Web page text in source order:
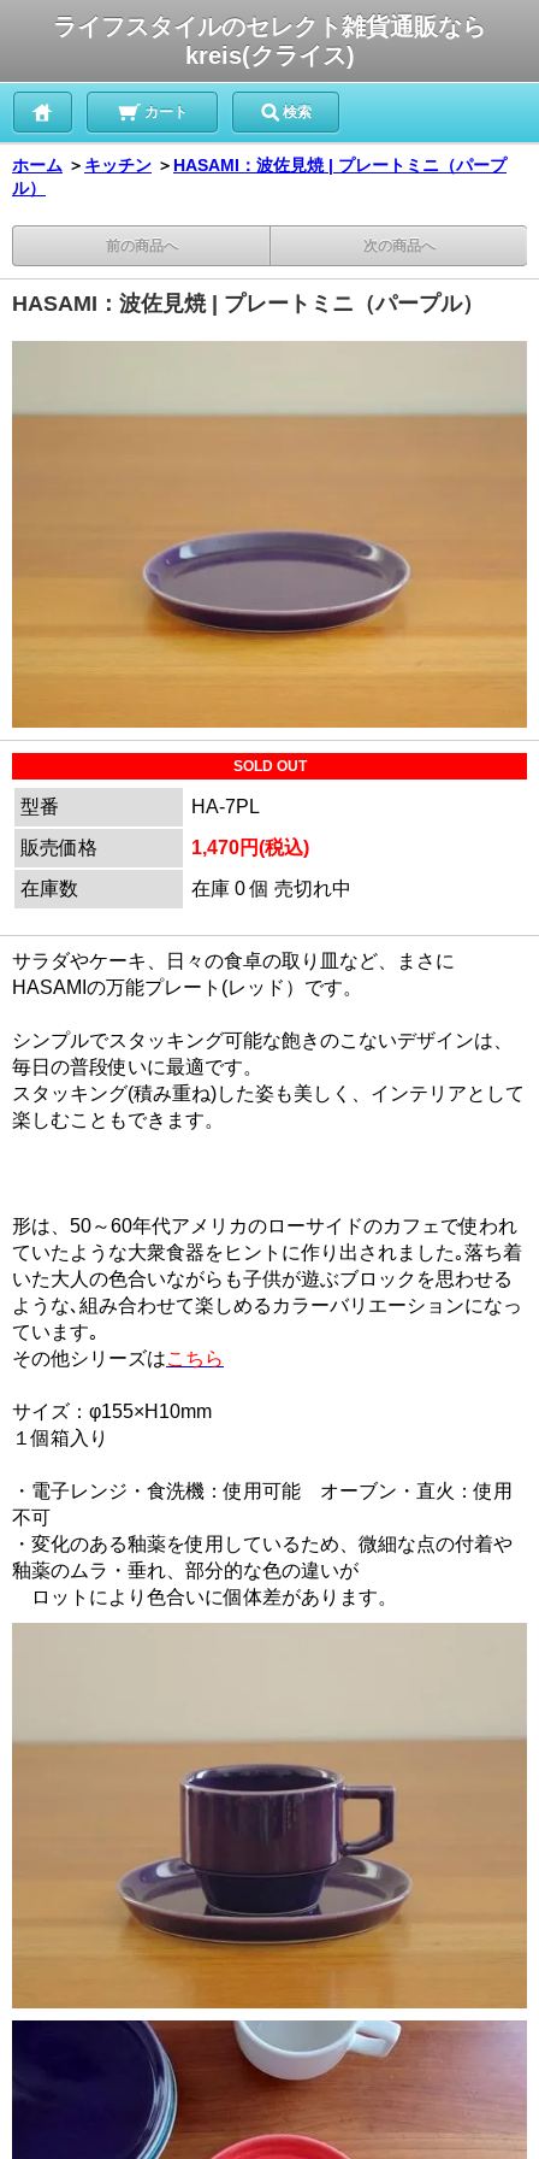
ライフスタイルのセレクト雑貨通販なら
kreis(クライス)
カート 検索
ホーム ＞ キッチン ＞ HASAMI：波佐見焼 | プレートミニ（パープ
ル）
前の商品へ 次の商品へ
HASAMI：波佐見焼 | プレートミニ（パープル）
SOLD OUT
型番
HA-7PL
販売価格
1,470円(税込)
在庫数
在庫 0 個 売切れ中
サラダやケーキ、日々の食卓の取り皿など、まさに
HASAMIの万能プレート(レッド）です。
シンプルでスタッキング可能な飽きのこないデザインは、
毎日の普段使いに最適です。
スタッキング(積み重ね)した姿も美しく、インテリアとして
楽しむこともできます。
形は、50～60年代アメリカのローサイドのカフェで使われ
ていたような大衆食器をヒントに作り出されました｡落ち着
いた大人の色合いながらも子供が遊ぶブロックを思わせる
ような､組み合わせて楽しめるカラーバリエーションになっ
ています｡
その他シリーズはこちら
サイズ：φ155×H10mm
１個箱入り
・電子レンジ・食洗機：使用可能 オーブン・直火：使用
不可
・変化のある釉薬を使用しているため、微細な点の付着や
釉薬のムラ・垂れ、部分的な色の違いが
ロットにより色合いに個体差があります。